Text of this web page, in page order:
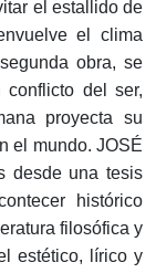
el estallido de
el clima
obra, se
del ser,
proyecta su
el mundo. JOSÉ
desde una tesis
histórico
filosófica y
estético, lírico y